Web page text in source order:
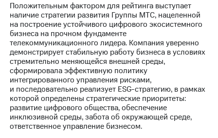
и акционерам
Корпоративное
управление
Корпоративный
секретарь
Раскрытие
информации
Информация
акционерам
Документы
ПАО
"МТС"
Собрания
Положительным фактором для рейтинга выступает
наличие стратегии развития Группы МТС, нацеленной
на построение устойчивого цифрового экосистемного
бизнеса на прочном фундаменте
телекоммуникационного лидера. Компания уверенно
демонстрирует стабильную работу бизнеса в условиях
стремительно меняющейся внешней среды,
сформировала эффективную политику
интегрированного управления рисками,
и последовательно реализует ESG-стратегию, в рамках
которой определены стратегические приоритеты:
развитие цифрового общества, обеспечение
инклюзивной среды, забота об окружающей среде,
ответственное управление бизнесом.